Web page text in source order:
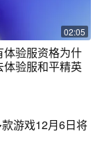
02:05
体验服资格为什
体验服和平精英
游戏12月6日将